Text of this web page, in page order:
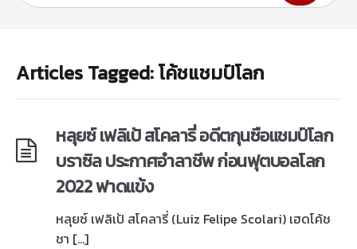
Articles Tagged: โค้ชแชมป์โลก
หลุยซ์ เฟลิเป้ สโคลารี่ อดีตกุนซือแชมป์โลก
บราซิล ประกาศอำลาชีพ ก่อนฟุตบอลโลก
2022 ฟาดแข้ง
หลุยซ์ เฟลิเป้ สโคลารี่ (Luiz Felipe Scolari) เฮดโค้ช
ชา […]